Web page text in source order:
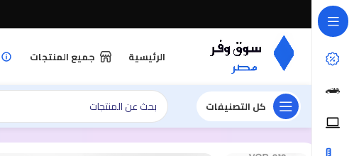
الرئيسية جميع المنتجات
كل التصنيفات